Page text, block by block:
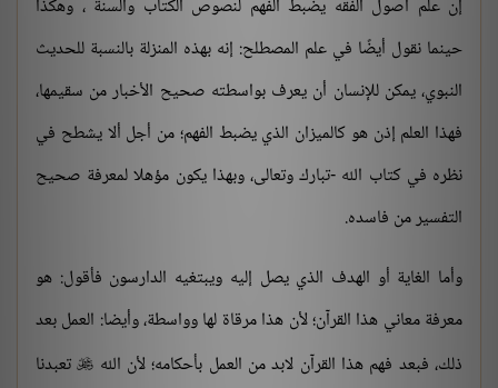
إن علم أصول الفقه يضبط الفهم لنصوص الكتاب والسنة ، وهكذا
حينما نقول أيضًا في علم المصطلح: إنه بهذه المنزلة بالنسبة للحديث
النبوي، يمكن للإنسان أن يعرف بواسطته صحيح الأخبار من سقيمها،
فهذا العلم إذن هو كالميزان الذي يضبط الفهم؛ من أجل ألا يشطح في
نظره في كتاب الله -تبارك وتعالى، وبهذا يكون مؤهلا لمعرفة صحيح
التفسير من فاسده.
وأما الغاية أو الهدف الذي يصل إليه ويبتغيه الدارسون فأقول: هو
معرفة معاني هذا القرآن؛ لأن هذا مرقاة لها وواسطة، وأيضا: العمل بعد
ذلك، فبعد فهم هذا القرآن لابد من العمل بأحكامه؛ لأن الله تعبدنا